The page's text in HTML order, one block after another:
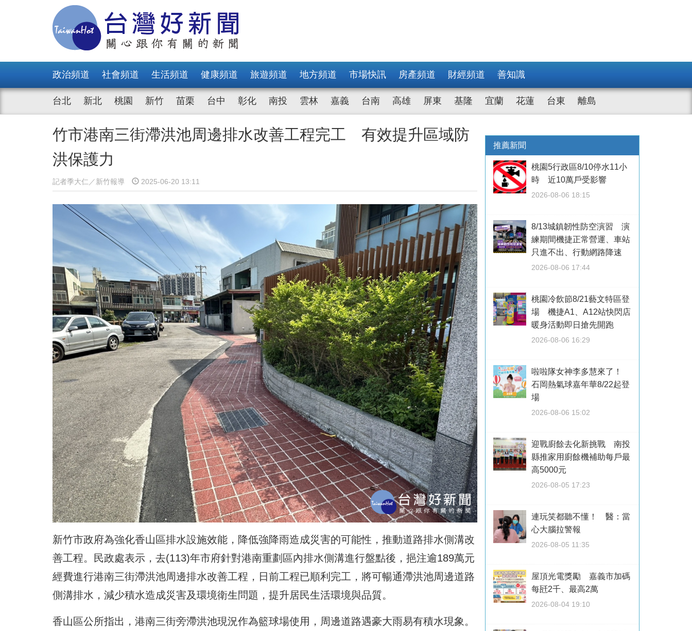
政治頻道 社會頻道 生活頻道 健康頻道 旅遊頻道 地方頻道 市場快訊 房產頻道 財經頻道 善知識
台北 新北 桃園 新竹 苗栗 台中 彰化 南投 雲林 嘉義 台南 高雄 屏東 基隆 宜蘭 花蓮 台東 離島
竹市港南三街滯洪池周邊排水改善工程完工 有效提升區域防
洪保護力
記者季大仁／新竹報導 2025-06-20 13:11
新竹市政府為強化香山區排水設施效能，降低強降雨造成災害的可能性，推動道路排水側溝改
善工程。民政處表示，去(113)年市府針對港南重劃區內排水側溝進行盤點後，挹注逾189萬元
經費進行港南三街滯洪池周邊排水改善工程，日前工程已順利完工，將可暢通滯洪池周邊道路
側溝排水，減少積水造成災害及環境衛生問題，提升居民生活環境與品質。
香山區公所指出，港南三街旁滯洪池現況作為籃球場使用，周邊道路遇豪大雨易有積水現象。
推薦新聞
桃園5行政區8/10停水11小
時 近10萬戶受影響
2026-08-06 18:15
8/13城鎮韌性防空演習 演
練期間機捷正常營運、車站
只進不出、行動網路降速
2026-08-06 17:44
桃園冷飲節8/21藝文特區登
場 機捷A1、A12站快閃店
暖身活動即日搶先開跑
2026-08-06 16:29
啦啦隊女神李多慧來了！
石岡熱氣球嘉年華8/22起登
場
2026-08-06 15:02
迎戰廚餘去化新挑戰 南投
縣推家用廚餘機補助每戶最
高5000元
2026-08-05 17:23
連玩笑都聽不懂！ 醫：當
心大腦拉警報
2026-08-05 11:35
屋頂光電獎勵 嘉義市加碼
每瓩2千、最高2萬
2026-08-04 19:10